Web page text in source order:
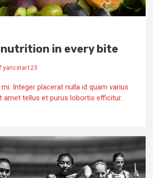
in every bite
yancstar123
Integer placerat nulla id quam varius
amet tellus et purus lobortis efficitur.